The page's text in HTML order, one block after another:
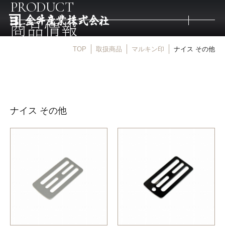
マルキン印
PRODUCT
商品情報
TOP 取扱商品 マルキン印 ナイス その他
ナイス その他